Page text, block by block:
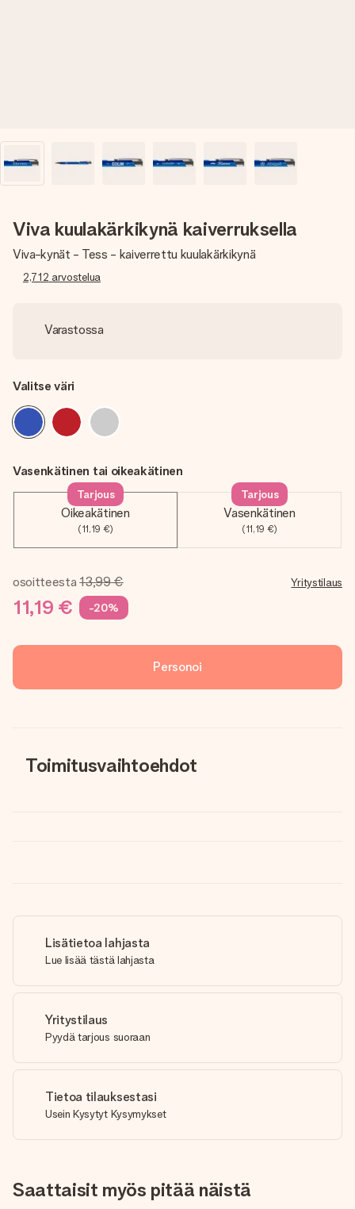
Viva kuulakärkikynä kaiverruksella
Viva-kynät - Tess - kaiverrettu kuulakärkikynä
2,712 arvostelua
Varastossa
Valitse väri
Vasenkätinen tai oikeakätinen
Oikeakätinen
(11,19 €)
Tarjous
Vasenkätinen
(11,19 €)
Tarjous
osoitteesta 13,99 €
11,19 € -20%
Yritystilaus
Personoi
Toimitusvaihtoehdot
Lisätietoa lahjasta
Lue lisää tästä lahjasta
Yritystilaus
Pyydä tarjous suoraan
Tietoa tilauksestasi
Usein Kysytyt Kysymykset
Saattaisit myös pitää näistä